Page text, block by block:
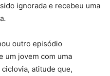
ignorada e recebeu uma
outro episódio
um jovem com uma
atitude que,